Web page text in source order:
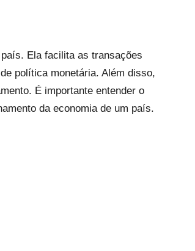
Ela facilita as transações
política monetária. Além disso,
É importante entender o
da economia de um país.